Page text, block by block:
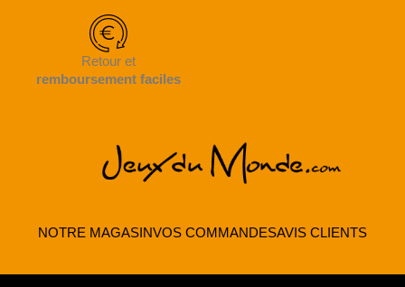
Retour et
remboursement faciles
NOTRE MAGASINVOS COMMANDESAVIS CLIENTS